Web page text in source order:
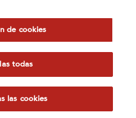
una
la
de cookies
todas
las cookies